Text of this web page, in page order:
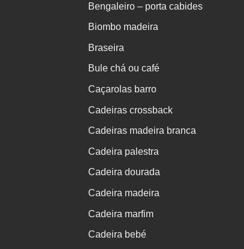
Bengaleiro – porta cabides
Biombo madeira
Braseira
Bule chá ou café
Caçarolas barro
Cadeiras crossback
Cadeiras madeira branca
Cadeira palestra
Cadeira dourada
Cadeira madeira
Cadeira marfim
Cadeira bebé